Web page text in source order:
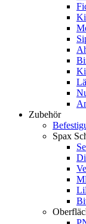
Zubehör
Spax